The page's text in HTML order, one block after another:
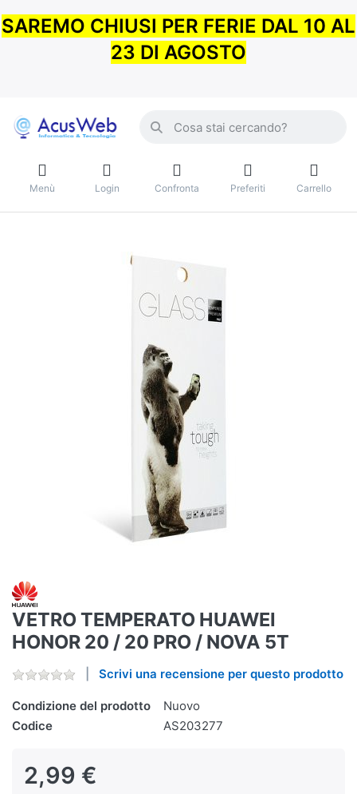
SAREMO CHIUSI PER FERIE DAL 10 AL
23 DI AGOSTO
Menù Login Confronta Preferiti Carrello
VETRO TEMPERATO HUAWEI
HONOR 20 / 20 PRO / NOVA 5T
Scrivi una recensione per questo prodotto
Condizione del prodotto
Nuovo
Codice
AS203277
2,99 €